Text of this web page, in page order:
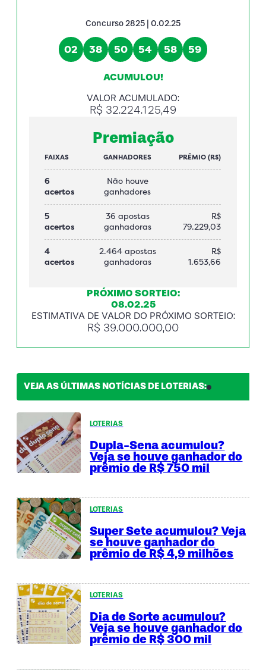
Concurso 2825 | 0.02.25
02 38 50 54 58 59
ACUMULOU!
VALOR ACUMULADO:
R$ 32.224.125,49
Premiação
FAIXAS GANHADORES PRÊMIO (R$)
6
acertos
Não houve
ganhadores
5
acertos
36 apostas
ganhadoras
R$
79.229,03
4
acertos
2.464 apostas
ganhadoras
R$
1.653,66
PRÓXIMO SORTEIO:
08.02.25
ESTIMATIVA DE VALOR DO PRÓXIMO SORTEIO:
R$ 39.000.000,00
VEJA AS ÚLTIMAS NOTÍCIAS DE LOTERIAS:
LOTERIAS
Dupla-Sena acumulou?
Veja se houve ganhador do
prêmio de R$ 750 mil
LOTERIAS
Super Sete acumulou? Veja
se houve ganhador do
prêmio de R$ 4,9 milhões
LOTERIAS
Dia de Sorte acumulou?
Veja se houve ganhador do
prêmio de R$ 300 mil